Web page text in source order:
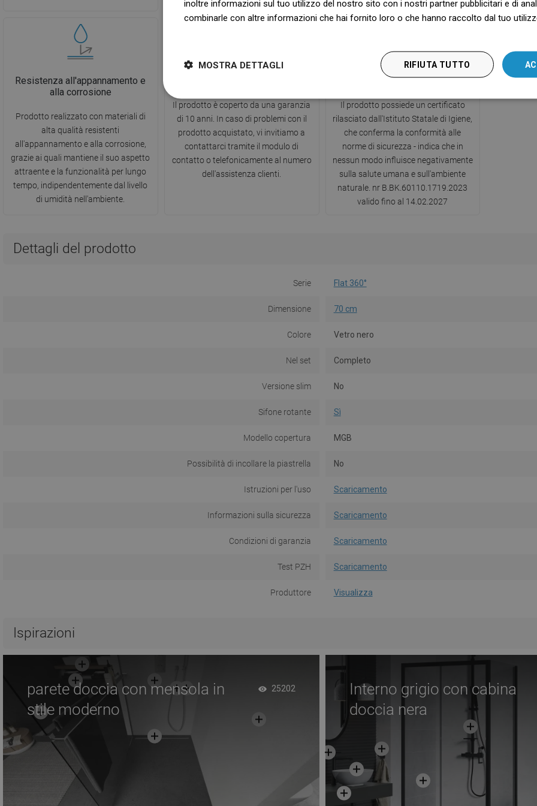
Resistenza all'appannamento e
alla corrosione
Prodotto realizzato con materiali di
alta qualità resistenti
all'appannamento e alla corrosione,
grazie ai quali mantiene il suo aspetto
attraente e la funzionalità per lungo
tempo, indipendentemente dal livello
di umidità nell'ambiente.
Il prodotto è coperto da una garanzia
di 10 anni. In caso di problemi con il
prodotto acquistato, vi invitiamo a
contattarci tramite il modulo di
contatto o telefonicamente al numero
dell'assistenza clienti.
Certificato Igienico PZH
Il prodotto possiede un certificato
rilasciato dall'Istituto Statale di Igiene,
che conferma la conformità alle
norme di sicurezza - indica che in
nessun modo influisce negativamente
sulla salute umana e sull'ambiente
naturale. nr B.BK.60110.1719.2023
valido fino al 14.02.2027
Dettagli del prodotto
Serie Flat 360°
Dimensione 70 cm
Colore Vetro nero
Nel set Completo
Versione slim No
Sifone rotante Sì
Modello copertura MGB
Possibilità di incollare la piastrella No
Istruzioni per l'uso Scaricamento
Informazioni sulla sicurezza Scaricamento
Condizioni di garanzia Scaricamento
Test PZH Scaricamento
Produttore Visualizza
Ispirazioni
parete doccia con mensola in
stile moderno
25202
Interno grigio con cabina
doccia nera
inoltre informazioni sul tuo utilizzo del nostro sito con i nostri partner pubblicitari e di
combinarle con altre informazioni che hai fornito loro o che hanno raccolto dal tuo
RIFIUTA TUTTO
MOSTRA DETTAGLI